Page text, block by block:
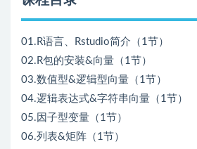
01.R语言、Rstudio简介（1节）
02.R包的安装&向量（1节）
03.数值型&逻辑型向量（1节）
04.逻辑表达式&字符串向量（1节）
05.因子型变量（1节）
06.列表&矩阵（1节）